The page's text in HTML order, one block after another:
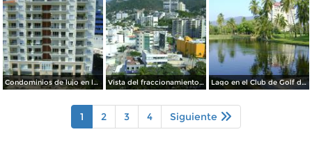
Condominios de lujo en la zona Dorada de Acapulco, Gro. Vista del fraccionamiento Costa Azul desde el Hotel One. Acapulco, Gro Lago en el Club de Golf del Hotel Princess. Acapulco, Gro
1 2 3 4 Siguiente